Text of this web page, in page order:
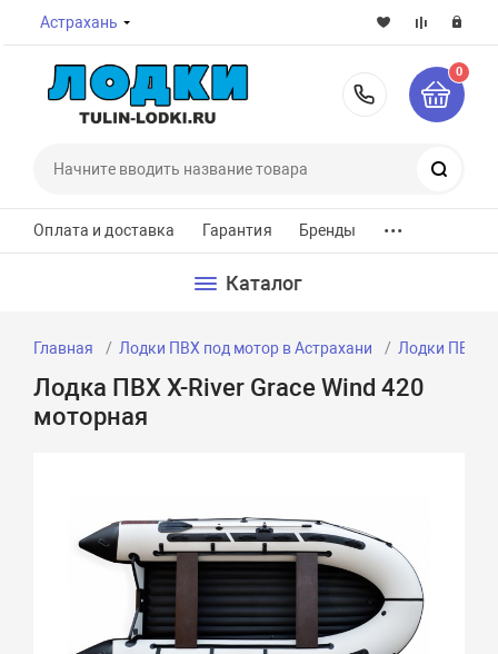
Астрахань
8-800-
0
Оплата и доставка Гарантия Бренды ...
Каталог
Главная Лодки ПВХ под мотор в Астрахани Лодки ПВХ
Лодка ПВХ X-River Grace Wind 420
моторная